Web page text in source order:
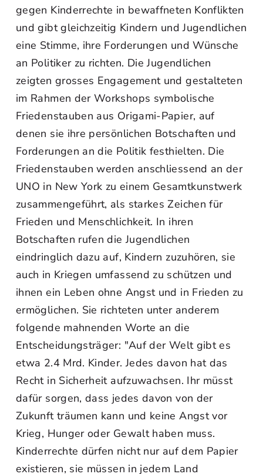
gegen Kinderrechte in bewaffneten Konflikten
und gibt gleichzeitig Kindern und Jugendlichen
eine Stimme, ihre Forderungen und Wünsche
an Politiker zu richten. Die Jugendlichen
zeigten grosses Engagement und gestalteten
im Rahmen der Workshops symbolische
Friedenstauben aus Origami-Papier, auf
denen sie ihre persönlichen Botschaften und
Forderungen an die Politik festhielten. Die
Friedenstauben werden anschliessend an der
UNO in New York zu einem Gesamtkunstwerk
zusammengeführt, als starkes Zeichen für
Frieden und Menschlichkeit. In ihren
Botschaften rufen die Jugendlichen
eindringlich dazu auf, Kindern zuzuhören, sie
auch in Kriegen umfassend zu schützen und
ihnen ein Leben ohne Angst und in Frieden zu
ermöglichen. Sie richteten unter anderem
folgende mahnenden Worte an die
Entscheidungsträger: "Auf der Welt gibt es
etwa 2.4 Mrd. Kinder. Jedes davon hat das
Recht in Sicherheit aufzuwachsen. Ihr müsst
dafür sorgen, dass jedes davon von der
Zukunft träumen kann und keine Angst vor
Krieg, Hunger oder Gewalt haben muss.
Kinderrechte dürfen nicht nur auf dem Papier
existieren, sie müssen in jedem Land